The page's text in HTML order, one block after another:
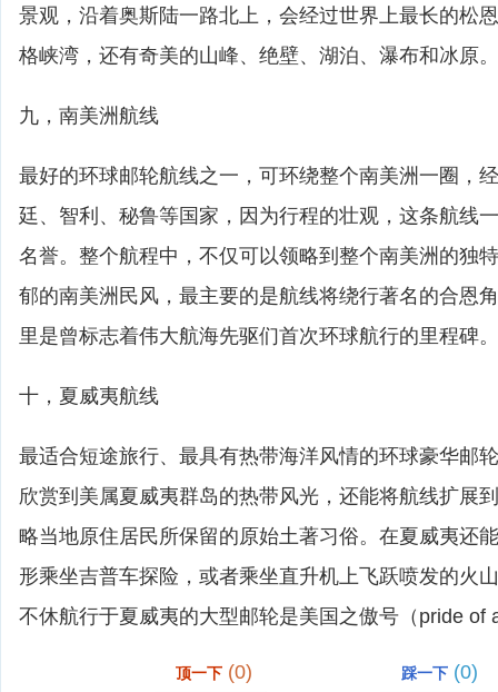
景观，沿着奥斯陆一路北上，会经过世界上最长的松
格峡湾，还有奇美的山峰、绝壁、湖泊、瀑布和冰原。
九，南美洲航线
最好的环球邮轮航线之一，可环绕整个南美洲一圈，
廷、智利、秘鲁等国家，因为行程的壮观，这条航线
名誉。整个航程中，不仅可以领略到整个南美洲的独
郁的南美洲民风，最主要的是航线将绕行著名的合恩
里是曾标志着伟大航海先驱们首次环球航行的里程碑。
十，夏威夷航线
最适合短途旅行、最具有热带海洋风情的环球豪华邮
欣赏到美属夏威夷群岛的热带风光，还能将航线扩展
略当地原住居民所保留的原始土著习俗。在夏威夷还
形乘坐吉普车探险，或者乘坐直升机上飞跃喷发的火
不休航行于夏威夷的大型邮轮是美国之傲号（pride of
顶一下 (0) 踩一下 (0)